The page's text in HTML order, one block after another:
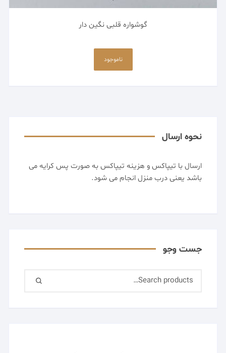
گوشواره قلبی نگین دار
ناموجود
نحوه ارسال
ارسال با تیپاکس و هزینه تیپاکس به صورت پس کرایه می
باشد یعنی درب منزل انجام می شود.
جست وجو